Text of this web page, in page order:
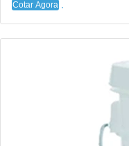
Cotar Agora